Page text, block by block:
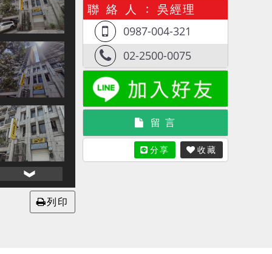
列印
聯 絡 人 吳經理
0987-004-321
02-2500-0075
留 言
分享 收藏